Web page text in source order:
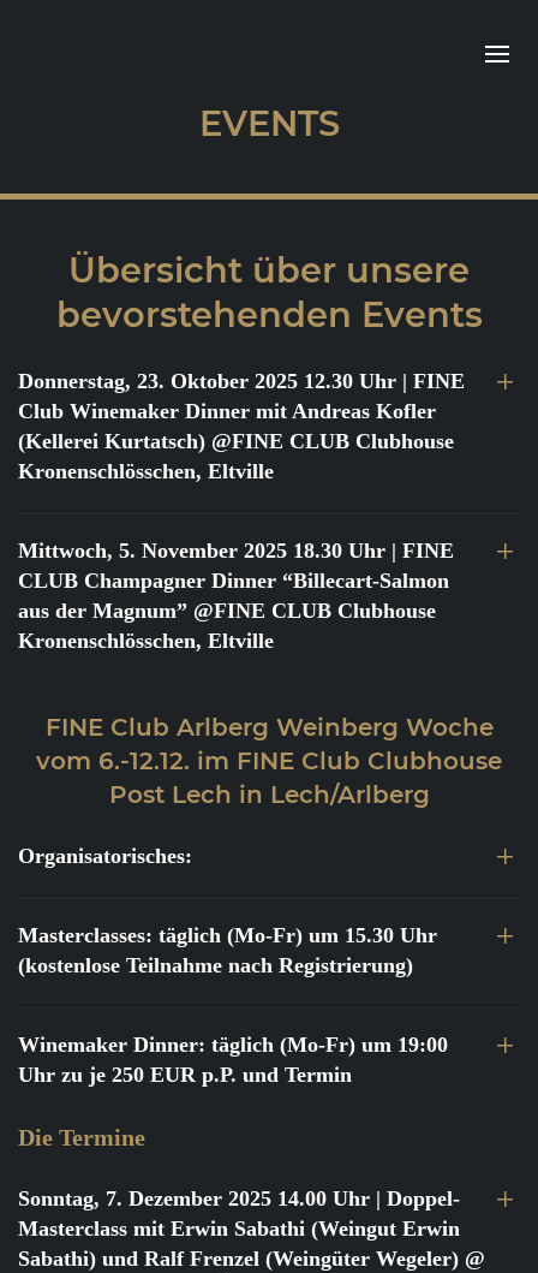
EVENTS
Übersicht über unsere
bevorstehenden Events
Donnerstag, 23. Oktober 2025 12.30 Uhr | FINE
Club Winemaker Dinner mit Andreas Kofler
(Kellerei Kurtatsch) @FINE CLUB Clubhouse
Kronenschlösschen, Eltville
Mittwoch, 5. November 2025 18.30 Uhr | FINE
CLUB Champagner Dinner “Billecart-Salmon
aus der Magnum” @FINE CLUB Clubhouse
Kronenschlösschen, Eltville
FINE Club Arlberg Weinberg Woche
vom 6.-12.12. im FINE Club Clubhouse
Post Lech in Lech/Arlberg
Organisatorisches:
Masterclasses: täglich (Mo-Fr) um 15.30 Uhr
(kostenlose Teilnahme nach Registrierung)
Winemaker Dinner: täglich (Mo-Fr) um 19:00
Uhr zu je 250 EUR p.P. und Termin
Die Termine
Sonntag, 7. Dezember 2025 14.00 Uhr | Doppel-
Masterclass mit Erwin Sabathi (Weingut Erwin
Sabathi) und Ralf Frenzel (Weingüter Wegeler) @